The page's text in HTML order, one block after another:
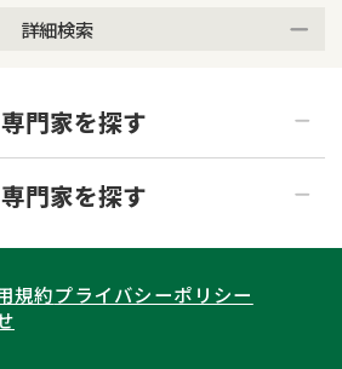
詳細検索
土日祝の相談可能
専門家を探す
青森県
宮城県
神奈川県
専門家を探す
遺産分割
規約プライバシーポリシー